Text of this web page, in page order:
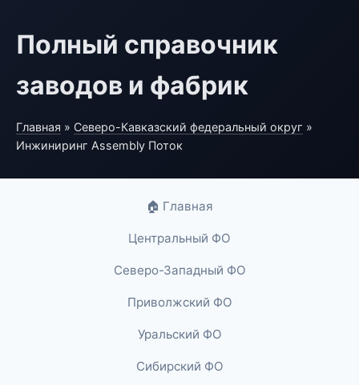
Полный справочник
заводов и фабрик
Главная » Северо-Кавказский федеральный округ »
Инжиниринг Assembly Поток
🏠 Главная
Центральный ФО
Северо-Западный ФО
Приволжский ФО
Уральский ФО
Сибирский ФО